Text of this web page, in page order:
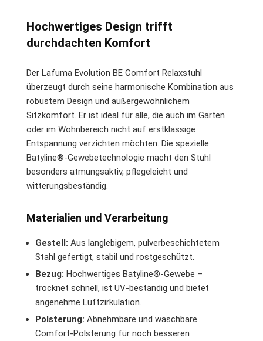
Hochwertiges Design trifft
durchdachten Komfort
Der Lafuma Evolution BE Comfort Relaxstuhl
überzeugt durch seine harmonische Kombination aus
robustem Design und außergewöhnlichem
Sitzkomfort. Er ist ideal für alle, die auch im Garten
oder im Wohnbereich nicht auf erstklassige
Entspannung verzichten möchten. Die spezielle
Batyline®-Gewebetechnologie macht den Stuhl
besonders atmungsaktiv, pflegeleicht und
witterungsbeständig.
Materialien und Verarbeitung
Gestell: Aus langlebigem, pulverbeschichtetem
Stahl gefertigt, stabil und rostgeschützt.
Bezug: Hochwertiges Batyline®-Gewebe –
trocknet schnell, ist UV-beständig und bietet
angenehme Luftzirkulation.
Polsterung: Abnehmbare und waschbare
Comfort-Polsterung für noch besseren